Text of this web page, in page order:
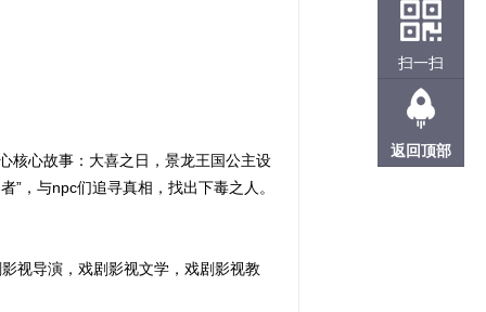
核心故事：大喜之日，景龙王国公主设
，与npc们追寻真相，找出下毒之人。
视导演，戏剧影视文学，戏剧影视教
扫一扫
返回顶部